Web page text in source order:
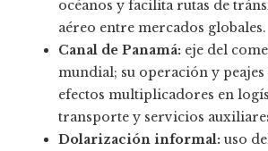
océanos y facilita rutas de
aéreo entre mercados globales.
Canal de Panamá: eje del
mundial; su operación y peajes
efectos multiplicadores en
transporte y servicios
Dolarización informal: uso